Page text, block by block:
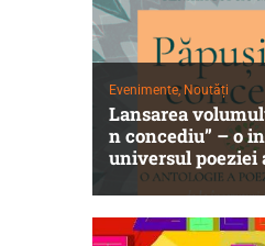
Evenimente, Noutăți
Lansarea
n concediu” – o
universul poeziei